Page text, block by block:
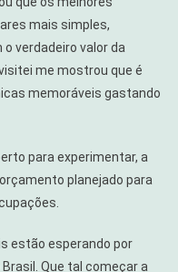
mais simples,
verdadeiro valor da
me mostrou que é
memoráveis gastando
para experimentar, a
planejado para
estão esperando por
Que tal começar a